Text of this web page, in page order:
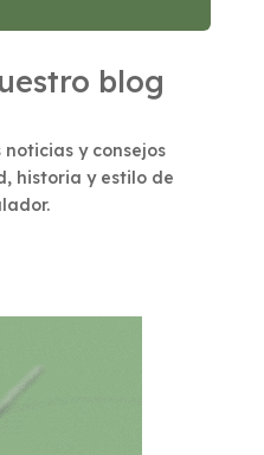
blog
y consejos
historia y estilo de